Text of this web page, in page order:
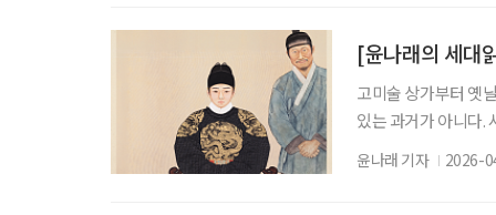
[윤나래의 세대
고미술 상가부터 옛
있는 과거가 아니다.
를 오가는 젊은이
는 물건 앞에서 한
윤나래 기자 2026-